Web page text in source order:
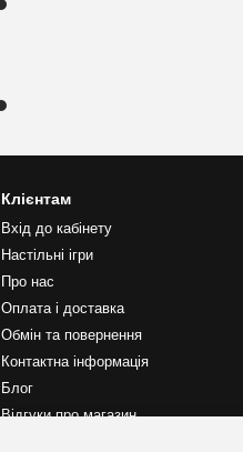
Клієнтам
Вхід до кабінету
Настільні ігри
Про нас
Оплата і доставка
Обмін та повернення
Контактна інформація
Блог
Відгуки про магазин